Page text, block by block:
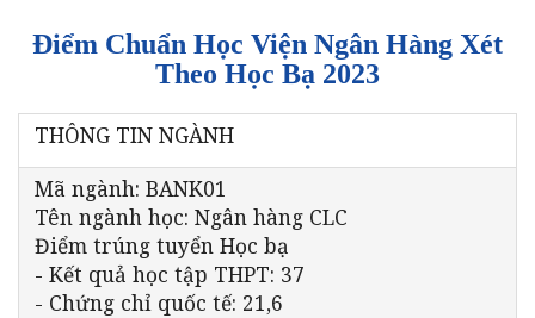
Điểm Chuẩn Học Viện Ngân Hàng Xét
Theo Học Bạ 2023
THÔNG TIN NGÀNH
Mã ngành: BANK01
Tên ngành học: Ngân hàng CLC
Điểm trúng tuyển Học bạ
- Kết quả học tập THPT: 37
- Chứng chỉ quốc tế: 21,6